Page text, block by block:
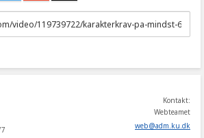
Kontakt:
Webteamet
web@adm.ku.dk